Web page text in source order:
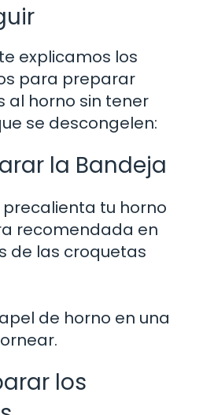
explicamos los
para preparar
al horno sin tener
se descongelen:
la Bandeja
precalienta tu horno
recomendada en
de las croquetas
de horno en una
los